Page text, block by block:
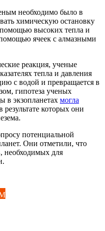
необходимо было в
химическую остановку
помощью высоких тепла и
ячеек с алмазными
реакция, ученые
тепла и давления
с водой и превращается в
гипотеза ученых
в экзопланетах могла
которых они
потенциальной
Они отметили, что
необходимых для